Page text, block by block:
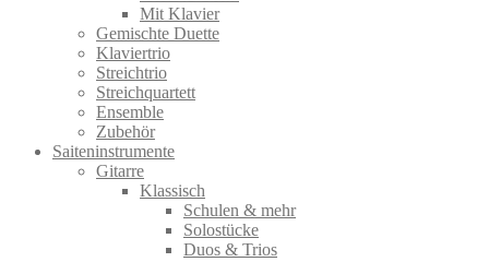
Mit Klavier
Gemischte Duette
Klaviertrio
Streichtrio
Streichquartett
Ensemble
Zubehör
Saiteninstrumente
Gitarre
Klassisch
Schulen & mehr
Solostücke
Duos & Trios